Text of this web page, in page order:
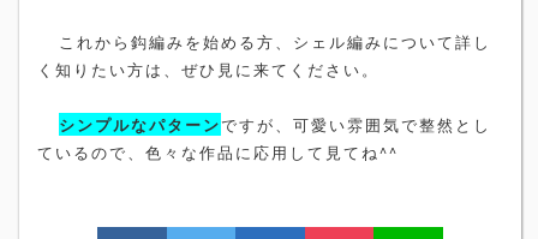
これから鈎編みを始める方、シェル編みについて詳し
く知りたい方は、ぜひ見に来てください。
シンプルなパターンですが、可愛い雰囲気で整然とし
ているので、色々な作品に応用して見てね^^